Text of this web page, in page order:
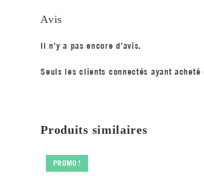
Avis
Il n’y a pas encore d’avis.
Seuls les clients connectés ayant
Produits similaires
PROMO !